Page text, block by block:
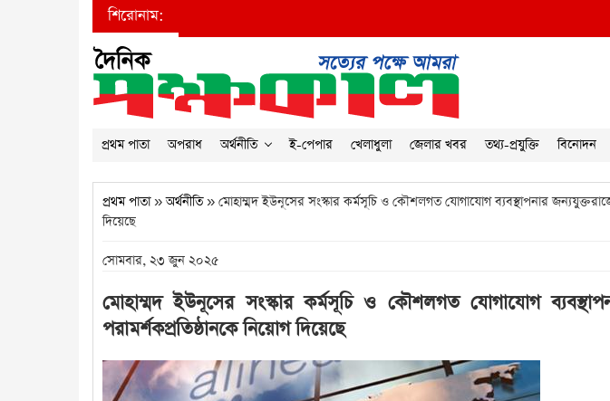
শিরোনাম:
প্রথম পাতা অপরাধ অর্থনীতি ই-পেপার খেলাধুলা জেলার খবর তথ্য-প্রযুক্তি বিনোদন
প্রথম পাতা»অর্থনীতি» মোহাম্মদ ইউনূসের সংস্কার কর্মসূচি ও কৌশলগত যোগাযোগ ব্যবস্থাপনার
দিয়েছে
সোমবার, ২৩ জুন ২০২৫
মোহাম্মদ ইউনূসের সংস্কার কর্মসূচি ও কৌশলগত যোগাযোগ
পরামর্শকপ্রতিষ্ঠানকে নিয়োগ দিয়েছে